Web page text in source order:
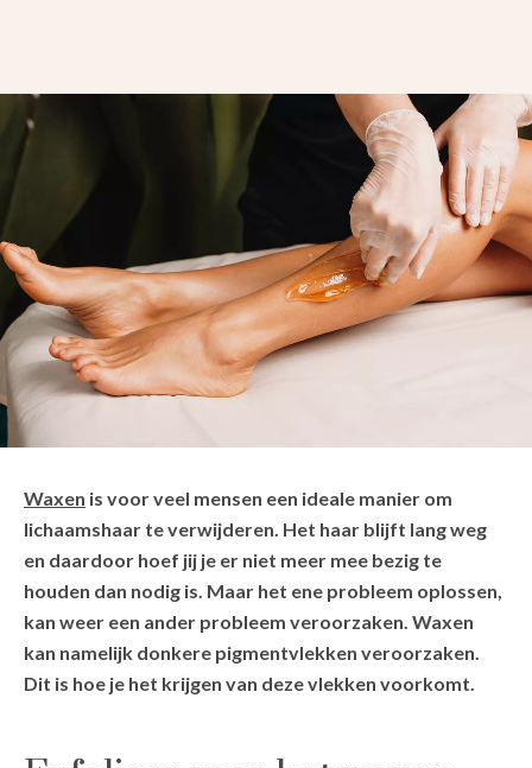
Waxen is voor veel mensen een ideale manier om
lichaamshaar te verwijderen. Het haar blijft lang weg
en daardoor hoef jij je er niet meer mee bezig te
houden dan nodig is. Maar het ene probleem oplossen,
kan weer een ander probleem veroorzaken. Waxen
kan namelijk donkere pigmentvlekken veroorzaken.
Dit is hoe je het krijgen van deze vlekken voorkomt.